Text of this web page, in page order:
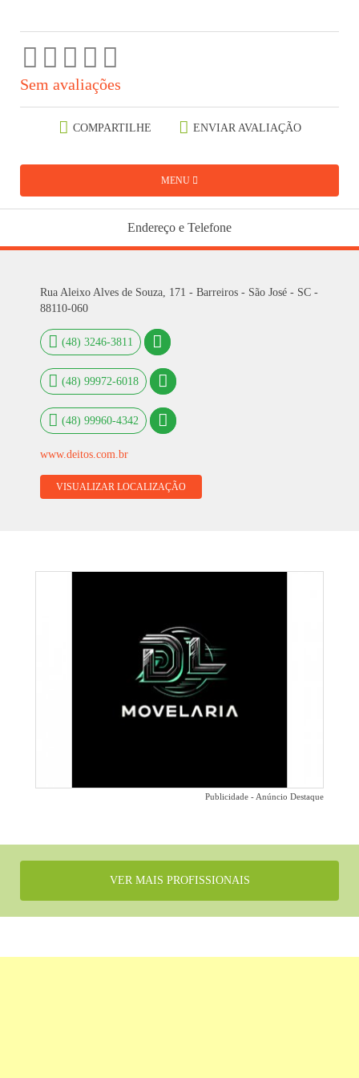
Sem avaliações
COMPARTILHE ENVIAR AVALIAÇÃO
MENU
Endereço e Telefone
Rua Aleixo Alves de Souza, 171 - Barreiros - São José - SC -
88110-060
(48) 3246-3811
(48) 99972-6018
(48) 99960-4342
www.deitos.com.br
VISUALIZAR LOCALIZAÇÃO
Publicidade - Anúncio Destaque
VER MAIS PROFISSIONAIS